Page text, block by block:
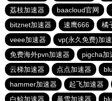
荔枝加速器
baacloud官网
bitznet加速器
速鹰666 橘
veee加速器
vp(永久免费)加
免费海外pvn加速器
pigcha加
云梯加速器
点点加速器
hammer加速器
起飞加速器
白鲸加速器
暴雪加速器